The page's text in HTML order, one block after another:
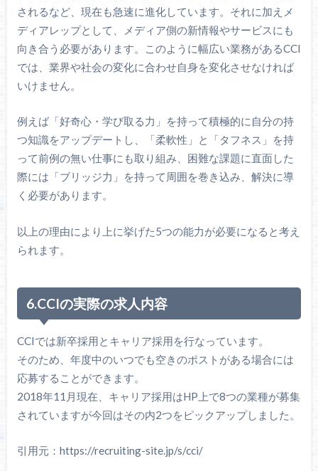
されるなど、現在も急速に進化しています。それに加えメ
ディアレップとして、メディア側の新情報やサービスにも
向き合う必要があります。このように幅広い業務があるCCI
では、業界や社会の変化に合わせ自身を変化させなければ
いけません。
例えば「好奇心・学び取る力」を持って積極的に自分の持
つ知識をアップデートし、「柔軟性」と「タフネス」を持
って前例の無い仕事にも取り組み、困難な課題に直面した
際には「ブリッジ力」を持って周囲を巻き込み、解決に導
く必要があります。
以上の理由により上に挙げた5つの能力が必要になると考え
られます。
6.CCIの実際の求人内容
CCIでは新卒採用とキャリア採用を行なっています。
そのため、年度中のいつでも空きのポストがある場合には
応募することができます。
2018年11月現在、キャリア採用はHP上で8つの業種が募集
されていますが今回はその内2つをピックアップしました。
引用元：https://recruiting-site.jp/s/cci/